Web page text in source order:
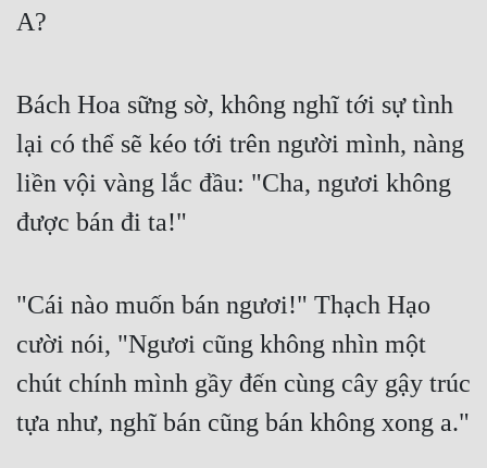
A?
Bách Hoa sững sờ, không nghĩ tới sự tình
lại có thể sẽ kéo tới trên người mình, nàng
liền vội vàng lắc đầu: "Cha, ngươi không
được bán đi ta!"
"Cái nào muốn bán ngươi!" Thạch Hạo
cười nói, "Ngươi cũng không nhìn một
chút chính mình gầy đến cùng cây gậy trúc
tựa như, nghĩ bán cũng bán không xong a."